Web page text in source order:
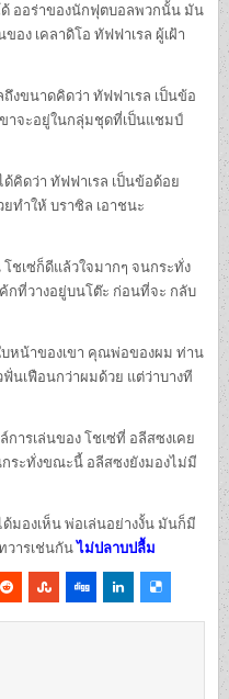
ด้ ออร่าของนักฟุตบอลพวกนั้น มัน
อง เคลาดิโอ ทัฟฟาเรล ผู้เฝ้า
งขนาดคิดว่า ทัฟฟาเรล เป็นข้อ
าจะอยู่ในกลุ่มชุดที่เป็นแชมป์
คิดว่า ทัฟฟาเรล เป็นข้อด้อย
ทำให้ บราซิล เอาชนะ
ชเซ่ก็ดีแล้วใจมากๆ จนกระทั่ง
ค้กที่วางอยู่บนโต๊ะ ก่อนที่จะ กลับ
บหน้าของเขา คุณพ่อของผม ท่าน
นเฟือนกว่าผมด้วย แต่ว่าบางที
การเล่นของ โชเซ่ที่ อลีสซงเคย
ระทั่งขณะนี้ อลีสซงยังมองไม่มี
ด้มองเห็น พ่อเล่นอย่างงั้น มันก็มี
วารเช่นกันไม่ปลาบปลื้ม